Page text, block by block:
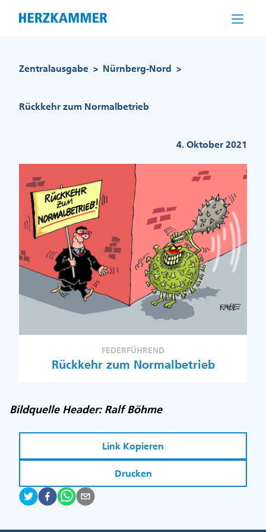
Zentralausgabe > Nürnberg-Nord >
Rückkehr zum Normalbetrieb
4. Oktober 2021
FEDERFÜHREND
Rückkehr zum Normalbetrieb
Bildquelle Header: Ralf Böhme
Link Kopieren
Drucken